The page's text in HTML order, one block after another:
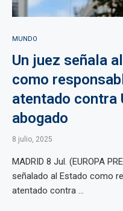
MUNDO
Un juez señala
como
atentado contra
abogado
8 julio, 2025
MADRID 8 Jul. (EUROPA
señalado al Estado como
atentado contra ...